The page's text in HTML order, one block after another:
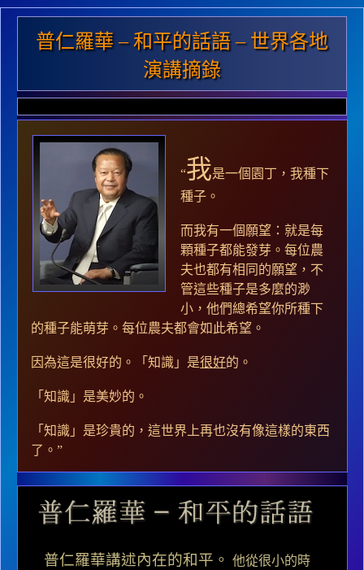
普仁羅華 – 和平的話語 – 世界各地
演講摘錄
“我是一個園丁，我種下
種子。
而我有一個願望：就是每
顆種子都能發芽。每位農
夫也都有相同的願望，不
管這些種子是多麼的渺
小，他們總希望你所種下
的種子能萌芽。每位農夫都會如此希望。
因為這是很好的。「知識」是很好的。
「知識」是美妙的。
「知識」是珍貴的，這世界上再也沒有像這樣的東西
了。”
普仁羅華講述內在的和平。
他從很小的時